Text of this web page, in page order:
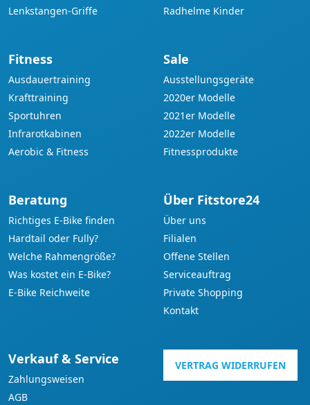
Lenkstangen-Griffe
Radhelme Kinder
Fitness
Ausdauertraining
Krafttraining
Sportuhren
Infrarotkabinen
Aerobic & Fitness
Sale
Ausstellungsgeräte
2020er Modelle
2021er Modelle
2022er Modelle
Fitnessprodukte
Beratung
Richtiges E-Bike finden
Hardtail oder Fully?
Welche Rahmengröße?
Was kostet ein E-Bike?
E-Bike Reichweite
Über Fitstore24
Über uns
Filialen
Offene Stellen
Serviceauftrag
Private Shopping
Kontakt
Verkauf & Service
Zahlungsweisen
AGB
VERTRAG WIDERRUFEN